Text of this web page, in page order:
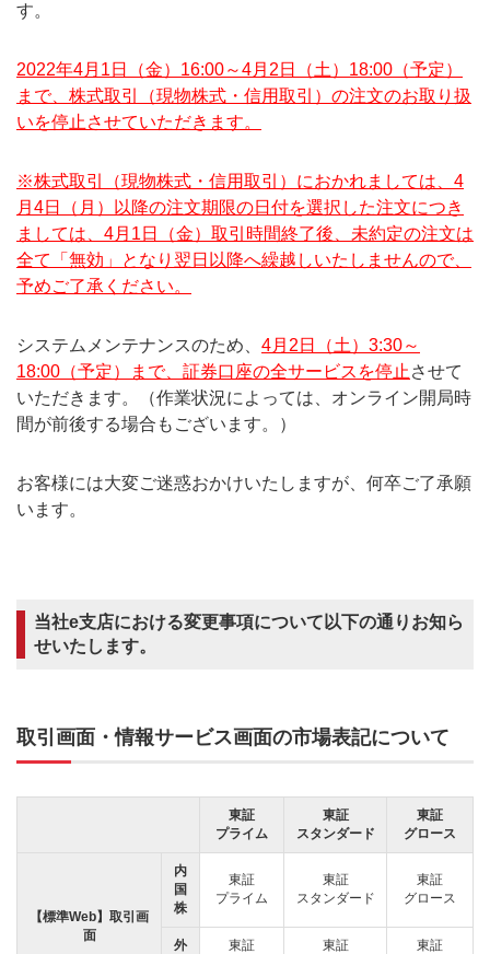
す。
2022年4月1日（金）16:00～4月2日（土）18:00（予定）
まで、株式取引（現物株式・信用取引）の注文のお取り扱
いを停止させていただきます。
※株式取引（現物株式・信用取引）におかれましては、4
月4日（月）以降の注文期限の日付を選択した注文につき
ましては、4月1日（金）取引時間終了後、未約定の注文は
全て「無効」となり翌日以降へ繰越しいたしませんので、
予めご了承ください。
システムメンテナンスのため、 4月2日（土）3:30～
18:00（予定）まで、証券口座の全サービスを停止 させて
いただきます。（作業状況によっては、オンライン開局時
間が前後する場合もございます。）
お客様には大変ご迷惑おかけいたしますが、何卒ご了承願
います。
当社e支店における変更事項について以下の通りお知ら
せいたします。
取引画面・情報サービス画面の市場表記について
東証
プライム
東証
スタンダード
東証
グロース
【標準Web】取引画
面
内
国
株
東証
プライム
東証
スタンダード
東証
グロース
外
東証
東証
東証